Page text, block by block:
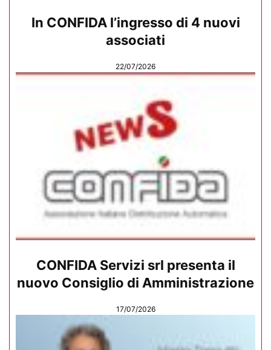
In CONFIDA l’ingresso di 4 nuovi
associati
22/07/2026
CONFIDA Servizi srl presenta il
nuovo Consiglio di Amministrazione
17/07/2026